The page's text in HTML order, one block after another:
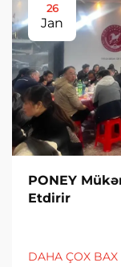
26
Jan
PONEY
Etdirir
DAHA ÇOX BAX